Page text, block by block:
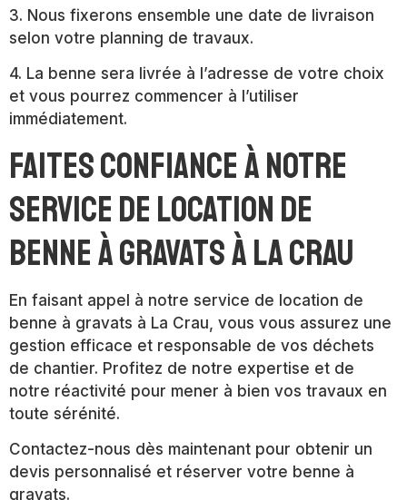
3. Nous fixerons ensemble une date de livraison
selon votre planning de travaux.
4. La benne sera livrée à l’adresse de votre choix
et vous pourrez commencer à l’utiliser
immédiatement.
Faites confiance à notre
service de location de
benne à gravats à La Crau
En faisant appel à notre service de location de
benne à gravats à La Crau, vous vous assurez une
gestion efficace et responsable de vos déchets
de chantier. Profitez de notre expertise et de
notre réactivité pour mener à bien vos travaux en
toute sérénité.
Contactez-nous dès maintenant pour obtenir un
devis personnalisé et réserver votre benne à
gravats.